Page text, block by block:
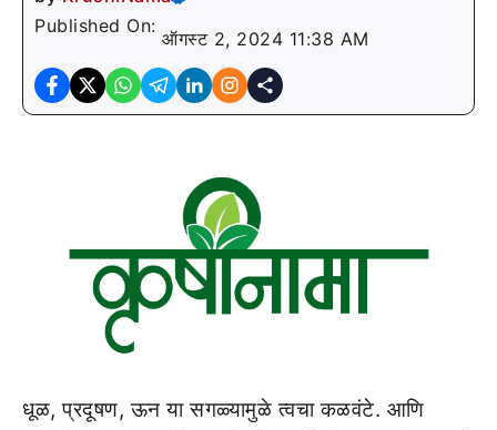
Published On:
ऑगस्ट 2, 2024 11:38 AM
धूळ, प्रदूषण, ऊन या सगळ्यामुळे त्वचा कळवंटे. आणि